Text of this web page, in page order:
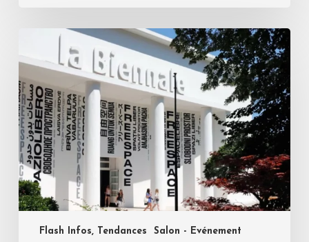
Flash Infos, Tendances Salon - Evénement